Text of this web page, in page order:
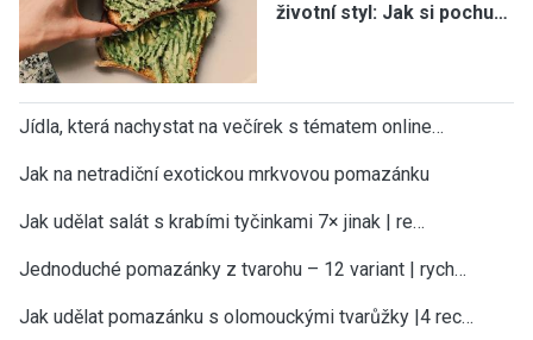
životní styl: Jak si pochu…
Jídla, která nachystat na večírek s tématem online…
Jak na netradiční exotickou mrkvovou pomazánku
Jak udělat salát s krabími tyčinkami 7× jinak | re…
Jednoduché pomazánky z tvarohu – 12 variant | rych…
Jak udělat pomazánku s olomouckými tvarůžky |4 rec…